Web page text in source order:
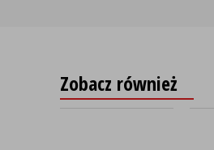
Zobacz również